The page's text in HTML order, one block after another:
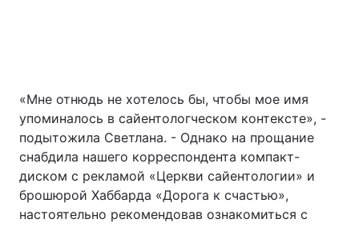
«Мне отнюдь не хотелось бы, чтобы мое имя
упоминалось в сайентологческом контексте», -
подытожила Светлана. - Однако на прощание
снабдила нашего корреспондента компакт-
диском с рекламой «Церкви сайентологии» и
брошюрой Хаббарда «Дорога к счастью»,
настоятельно рекомендовав ознакомиться с